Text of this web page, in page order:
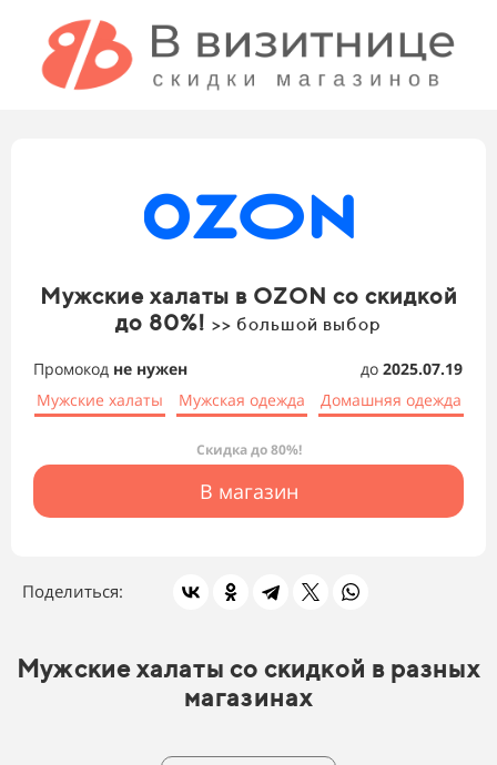
Мужские халаты в OZON со скидкой
до 80%! >> большой выбор
Промокод не нужен до 2025.07.19
Мужские халаты
Мужская одежда Домашняя одежда
Скидка до 80%!
В магазин
Поделиться:
Мужские халаты со скидкой в разных
магазинах